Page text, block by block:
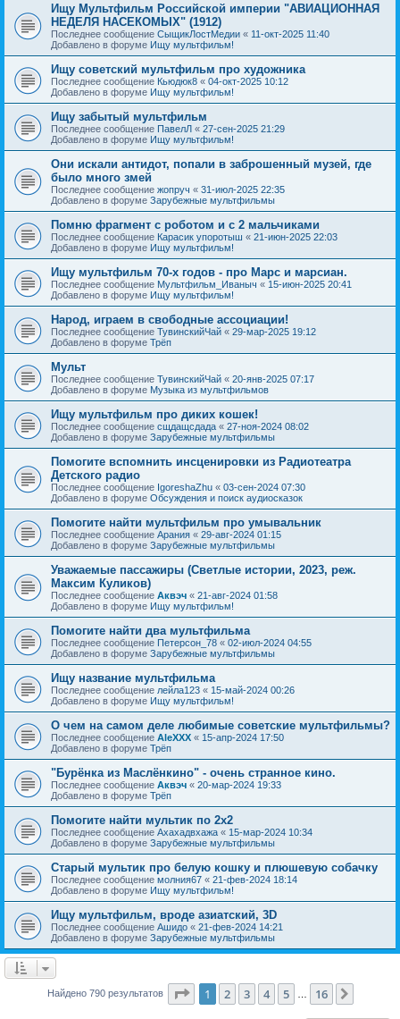
Ищу Мультфильм Российской империи "АВИАЦИОННАЯ
НЕДЕЛЯ НАСЕКОМЫХ" (1912)
Последнее сообщение СыщикЛостМедии « 11-окт-2025 11:40
Добавлено в форуме Ищу мультфильм!
Ищу советский мультфильм про художника
Последнее сообщение Кьюдюк8 « 04-окт-2025 10:12
Добавлено в форуме Ищу мультфильм!
Ищу забытый мультфильм
Последнее сообщение ПавелЛ « 27-сен-2025 21:29
Добавлено в форуме Ищу мультфильм!
Они искали антидот, попали в заброшенный музей, где
было много змей
Последнее сообщение жопруч « 31-июл-2025 22:35
Добавлено в форуме Зарубежные мультфильмы
Помню фрагмент с роботом и с 2 мальчиками
Последнее сообщение Карасик упоротыш « 21-июн-2025 22:03
Добавлено в форуме Ищу мультфильм!
Ищу мультфильм 70-х годов - про Марс и марсиан.
Последнее сообщение Мультфильм_Иваныч « 15-июн-2025 20:41
Добавлено в форуме Ищу мультфильм!
Народ, играем в свободные ассоциации!
Последнее сообщение ТувинскийЧай « 29-мар-2025 19:12
Добавлено в форуме Трёп
Мульт
Последнее сообщение ТувинскийЧай « 20-янв-2025 07:17
Добавлено в форуме Музыка из мультфильмов
Ищу мультфильм про диких кошек!
Последнее сообщение сщдащсдада « 27-ноя-2024 08:02
Добавлено в форуме Зарубежные мультфильмы
Помогите вспомнить инсценировки из Радиотеатра
Детского радио
Последнее сообщение IgoreshaZhu « 03-сен-2024 07:30
Добавлено в форуме Обсуждения и поиск аудиосказок
Помогите найти мультфильм про умывальник
Последнее сообщение Арания « 29-авг-2024 01:15
Добавлено в форуме Зарубежные мультфильмы
Уважаемые пассажиры (Светлые истории, 2023, реж.
Максим Куликов)
Последнее сообщение Аквэч « 21-авг-2024 01:58
Добавлено в форуме Ищу мультфильм!
Помогите найти два мультфильма
Последнее сообщение Петерсон_78 « 02-июл-2024 04:55
Добавлено в форуме Зарубежные мультфильмы
Ищу название мультфильма
Последнее сообщение лейла123 « 15-май-2024 00:26
Добавлено в форуме Ищу мультфильм!
О чем на самом деле любимые советские мультфильмы?
Последнее сообщение AleXXX « 15-апр-2024 17:50
Добавлено в форуме Трёп
"Бурёнка из Маслёнкино" - очень странное кино.
Последнее сообщение Аквэч « 20-мар-2024 19:33
Добавлено в форуме Трёп
Помогите найти мультик по 2х2
Последнее сообщение Ахахадвхажа « 15-мар-2024 10:34
Добавлено в форуме Зарубежные мультфильмы
Старый мультик про белую кошку и плюшевую собачку
Последнее сообщение молния67 « 21-фев-2024 18:14
Добавлено в форуме Ищу мультфильм!
Ищу мультфильм, вроде азиатский, 3D
Последнее сообщение Ашидо « 21-фев-2024 14:21
Добавлено в форуме Зарубежные мультфильмы
Найдено 790 результатов Страница из 16
1 2 3 4 5 16